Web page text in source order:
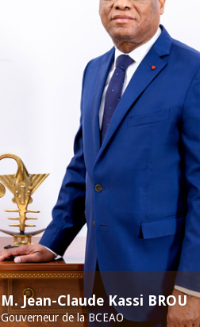
M. Jean-Claude Kassi BROU
Gouverneur de la BCEAO